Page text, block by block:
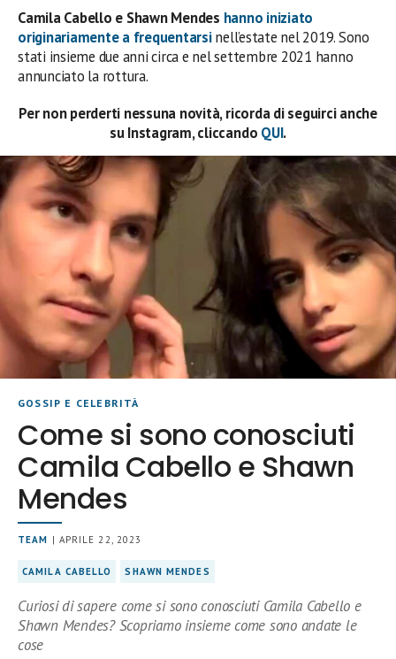
Camila Cabello e Shawn Mendes hanno iniziato
originariamente a frequentarsinell’estate nel 2019. Sono
stati insieme due anni circa e nel settembre 2021 hanno
annunciato la rottura.
Per non perderti nessuna novità, ricorda di seguirci anche
su Instagram, cliccando QUI.
GOSSIP E CELEBRITÀ
Come si sono conosciuti
Camila Cabello e Shawn
Mendes
TEAM | APRILE 22, 2023
CAMILA CABELLO SHAWN MENDES
Curiosi di sapere come si sono conosciuti Camila Cabello e
Shawn Mendes? Scopriamo insieme come sono andate le
cose